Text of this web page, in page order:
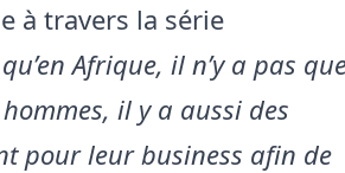
à travers la série
Afrique, il n’y a pas
il y a aussi des
pour leur business afin de